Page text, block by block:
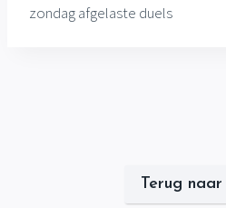
zondag afgelaste duels
Terug naar